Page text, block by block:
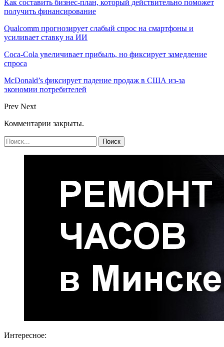
Как составить бизнес-план, который действительно поможет
получить финансирование
Qualcomm прогнозирует слабый спрос на смартфоны и
усиливает ставку на ИИ
Coca-Cola увеличивает прибыль, но фиксирует замедление
спроса
McDonald’s фиксирует падение продаж в США из-за
экономии потребителей
Prev Next
Комментарии закрыты.
Интересное: